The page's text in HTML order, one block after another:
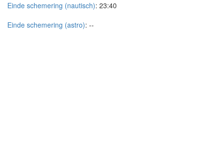
Einde schemering (nautisch): 23:40
Einde schemering (astro): --